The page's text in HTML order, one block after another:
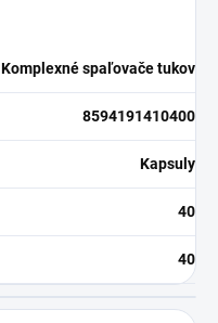
Komplexné spaľovače tukov
8594191410400
Kapsuly
40
40